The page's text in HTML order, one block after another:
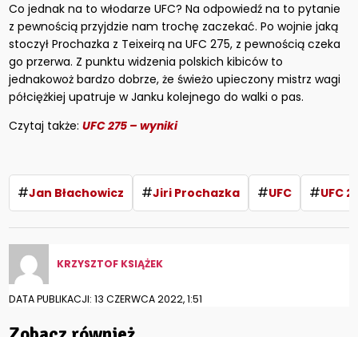
Co jednak na to włodarze UFC? Na odpowiedź na to pytanie
z pewnością przyjdzie nam trochę zaczekać. Po wojnie jaką
stoczył Prochazka z Teixeirą na UFC 275, z pewnością czeka
go przerwa. Z punktu widzenia polskich kibiców to
jednakowoż bardzo dobrze, że świeżo upieczony mistrz wagi
półciężkiej upatruje w Janku kolejnego do walki o pas.
Czytaj także:UFC 275 – wyniki
#Jan Błachowicz #Jiri Prochazka #UFC #UFC
KRZYSZTOF KSIĄŻEK
DATA PUBLIKACJI: 13 CZERWCA 2022, 1:51